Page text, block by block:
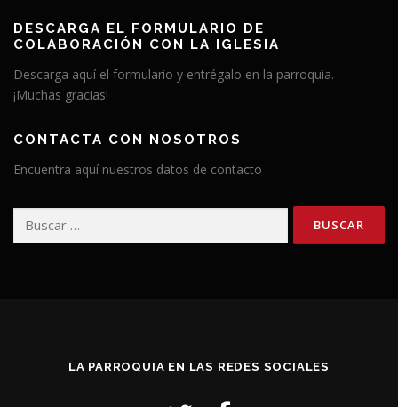
DESCARGA EL FORMULARIO DE
COLABORACIÓN CON LA IGLESIA
Descarga aquí el formulario y entrégalo en la parroquia.
¡Muchas gracias!
CONTACTA CON NOSOTROS
Encuentra aquí nuestros datos de contacto
LA PARROQUIA EN LAS REDES SOCIALES